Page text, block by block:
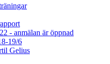
- anmälan är öppnad
19/6
Gelius